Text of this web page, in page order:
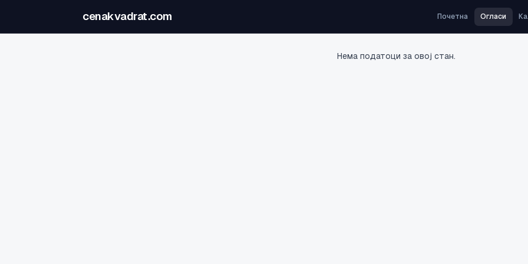
cenakvadrat.com Почетна Огласи
Нема податоци за овој стан.